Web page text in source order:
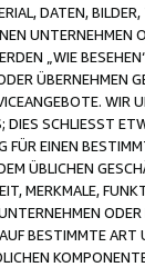
DATEN,
UNTERNEHMEN
„WIE
ÜBERNEHMEN
SCHLIESST
EINEN
ÜBLICHEN
MERKMALE,
BESTIMMTE